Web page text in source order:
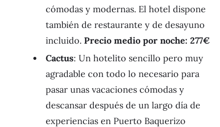
cómodas y modernas. El hotel dispone
también de restaurante y de desayuno
incluido. Precio medio por noche: 277€
Cactus: Un hotelito sencillo pero muy
agradable con todo lo necesario para
pasar unas vacaciones cómodas y
descansar después de un largo día de
experiencias en Puerto Baquerizo